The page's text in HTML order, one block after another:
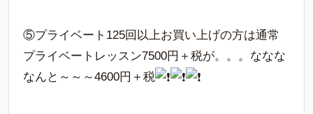
⑤プライベート125回以上お買い上げの方は通常
プライベートレッスン7500円＋税が。。。ななな
なんと～～～4600円＋税